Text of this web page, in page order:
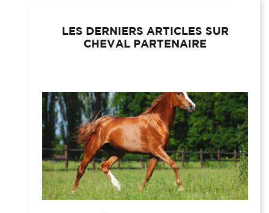
LES DERNIERS ARTICLES SUR
CHEVAL PARTENAIRE